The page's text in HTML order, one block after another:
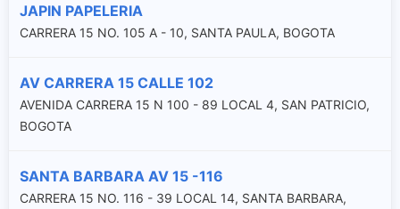
JAPIN PAPELERIA
CARRERA 15 NO. 105 A - 10, SANTA PAULA, BOGOTA
AV CARRERA 15 CALLE 102
AVENIDA CARRERA 15 N 100 - 89 LOCAL 4, SAN PATRICIO,
BOGOTA
SANTA BARBARA AV 15 -116
CARRERA 15 NO. 116 - 39 LOCAL 14, SANTA BARBARA,